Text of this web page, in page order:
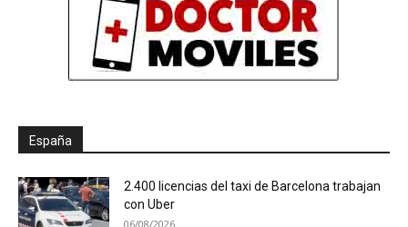
España
2.400 licencias del taxi de Barcelona trabajan
con Uber
06/08/2026